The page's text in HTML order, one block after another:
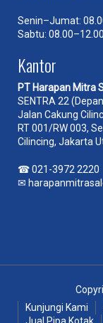
Senin–Jumat:
Sabtu: 08.00–12.00
Kantor
PT Harapan Mitra
SENTRA 22
Jalan Cakung
RT 001/RW 003,
Cilincing, Jakarta
☎021-3972 2220
✉
Kunjungi Kami